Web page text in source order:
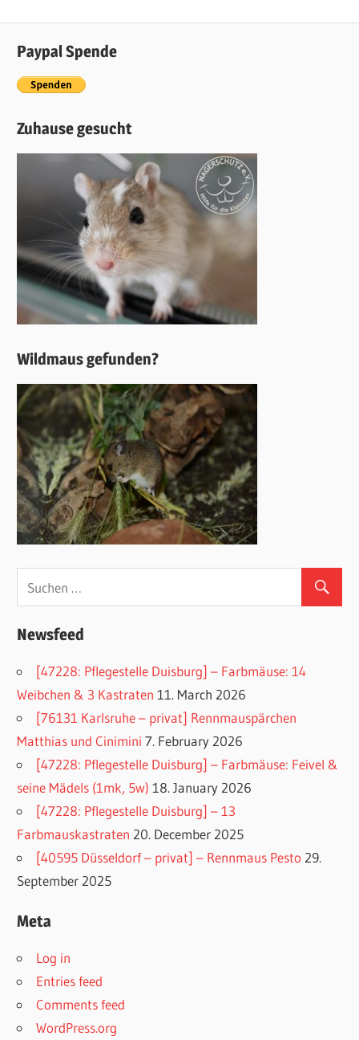
Paypal Spende
Zuhause gesucht
Wildmaus gefunden?
Newsfeed
[47228: Pflegestelle Duisburg] – Farbmäuse: 14
Weibchen & 3 Kastraten 11. March 2026
[76131 Karlsruhe – privat] Rennmauspärchen
Matthias und Cinimini 7. February 2026
[47228: Pflegestelle Duisburg] – Farbmäuse: Feivel &
seine Mädels (1mk, 5w) 18. January 2026
[47228: Pflegestelle Duisburg] – 13
Farbmauskastraten 20. December 2025
[40595 Düsseldorf – privat] – Rennmaus Pesto 29.
September 2025
Meta
Log in
Entries feed
Comments feed
WordPress.org